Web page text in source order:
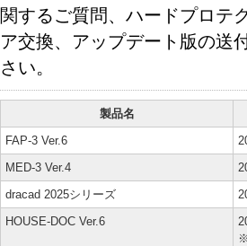
関するご質問、ハードプロテ
ア交換、アップデート版の送
さい。
製品名
FAP-3 Ver.6
MED-3 Ver.4
dracad 2025シリーズ
HOUSE-DOC Ver.6